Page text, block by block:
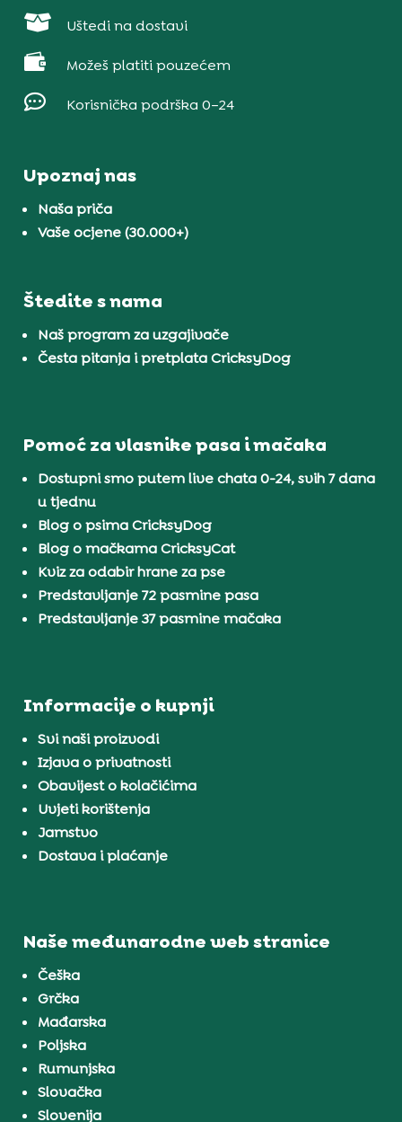
 Uštedi na dostavi
 Možeš platiti pouzećem
 Korisnička podrška 0–24
Upoznaj nas
Naša priča
Vaše ocjene (30.000+)
Štedite s nama
Naš program za uzgajivače
Česta pitanja i pretplata CricksyDog
Pomoć za vlasnike pasa i mačaka
Dostupni smo putem live chata 0-24, svih 7 dana
u tjednu
Blog o psima CricksyDog
Blog o mačkama CricksyCat
Kviz za odabir hrane za pse
Predstavljanje 72 pasmine pasa
Predstavljanje 37 pasmine mačaka
Informacije o kupnji
Svi naši proizvodi
Izjava o privatnosti
Obavijest o kolačićima
Uvjeti korištenja
Jamstvo
Dostava i plaćanje
Naše međunarodne web stranice
Češka
Grčka
Mađarska
Poljska
Rumunjska
Slovačka
Slovenija